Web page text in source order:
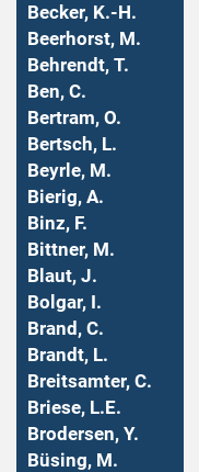
Becker, K.-H.
Beerhorst, M.
Behrendt, T.
Ben, C.
Bertram, O.
Bertsch, L.
Beyrle, M.
Bierig, A.
Binz, F.
Bittner, M.
Blaut, J.
Bolgar, I.
Brand, C.
Brandt, L.
Breitsamter, C.
Briese, L.E.
Brodersen, Y.
Büsing, M.